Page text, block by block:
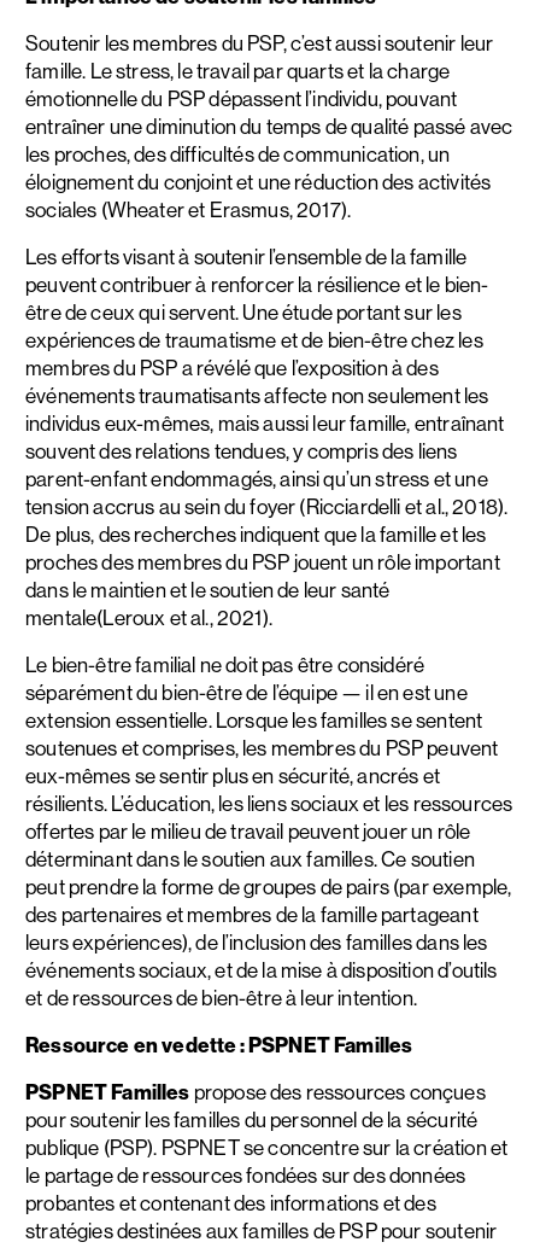
Soutenir les membres du PSP, c’est aussi soutenir leur
famille. Le stress, le travail par quarts et la charge
émotionnelle du PSP dépassent l’individu, pouvant
entraîner une diminution du temps de qualité passé avec
les proches, des difficultés de communication, un
éloignement du conjoint et une réduction des activités
sociales (Wheater et Erasmus, 2017).
Les efforts visant à soutenir l’ensemble de la famille
peuvent contribuer à renforcer la résilience et le bien-
être de ceux qui servent. Une étude portant sur les
expériences de traumatisme et de bien-être chez les
membres du PSP a révélé que l’exposition à des
événements traumatisants affecte non seulement les
individus eux-mêmes, mais aussi leur famille, entraînant
souvent des relations tendues, y compris des liens
parent-enfant endommagés, ainsi qu’un stress et une
tension accrus au sein du foyer (Ricciardelli et al., 2018).
De plus, des recherches indiquent que la famille et les
proches des membres du PSP jouent un rôle important
dans le maintien et le soutien de leur santé
mentale(Leroux et al., 2021).
Le bien-être familial ne doit pas être considéré
séparément du bien-être de l’équipe — il en est une
extension essentielle. Lorsque les familles se sentent
soutenues et comprises, les membres du PSP peuvent
eux-mêmes se sentir plus en sécurité, ancrés et
résilients. L’éducation, les liens sociaux et les ressources
offertes par le milieu de travail peuvent jouer un rôle
déterminant dans le soutien aux familles. Ce soutien
peut prendre la forme de groupes de pairs (par exemple,
des partenaires et membres de la famille partageant
leurs expériences), de l’inclusion des familles dans les
événements sociaux, et de la mise à disposition d’outils
et de ressources de bien-être à leur intention.
Ressource en vedette : PSPNET Familles
PSPNET Familles propose des ressources conçues
pour soutenir les familles du personnel de la sécurité
publique (PSP). PSPNET se concentre sur la création et
le partage de ressources fondées sur des données
probantes et contenant des informations et des
stratégies destinées aux familles de PSP pour soutenir